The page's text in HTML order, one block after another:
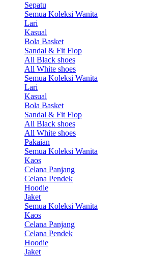
Sepatu
Semua Koleksi Wanita
Lari
Kasual
Bola Basket
Sandal & Fit Flop
All Black shoes
All White shoes
Semua Koleksi Wanita
Lari
Kasual
Bola Basket
Sandal & Fit Flop
All Black shoes
All White shoes
Pakaian
Semua Koleksi Wanita
Kaos
Celana Panjang
Celana Pendek
Hoodie
Jaket
Semua Koleksi Wanita
Kaos
Celana Panjang
Celana Pendek
Hoodie
Jaket